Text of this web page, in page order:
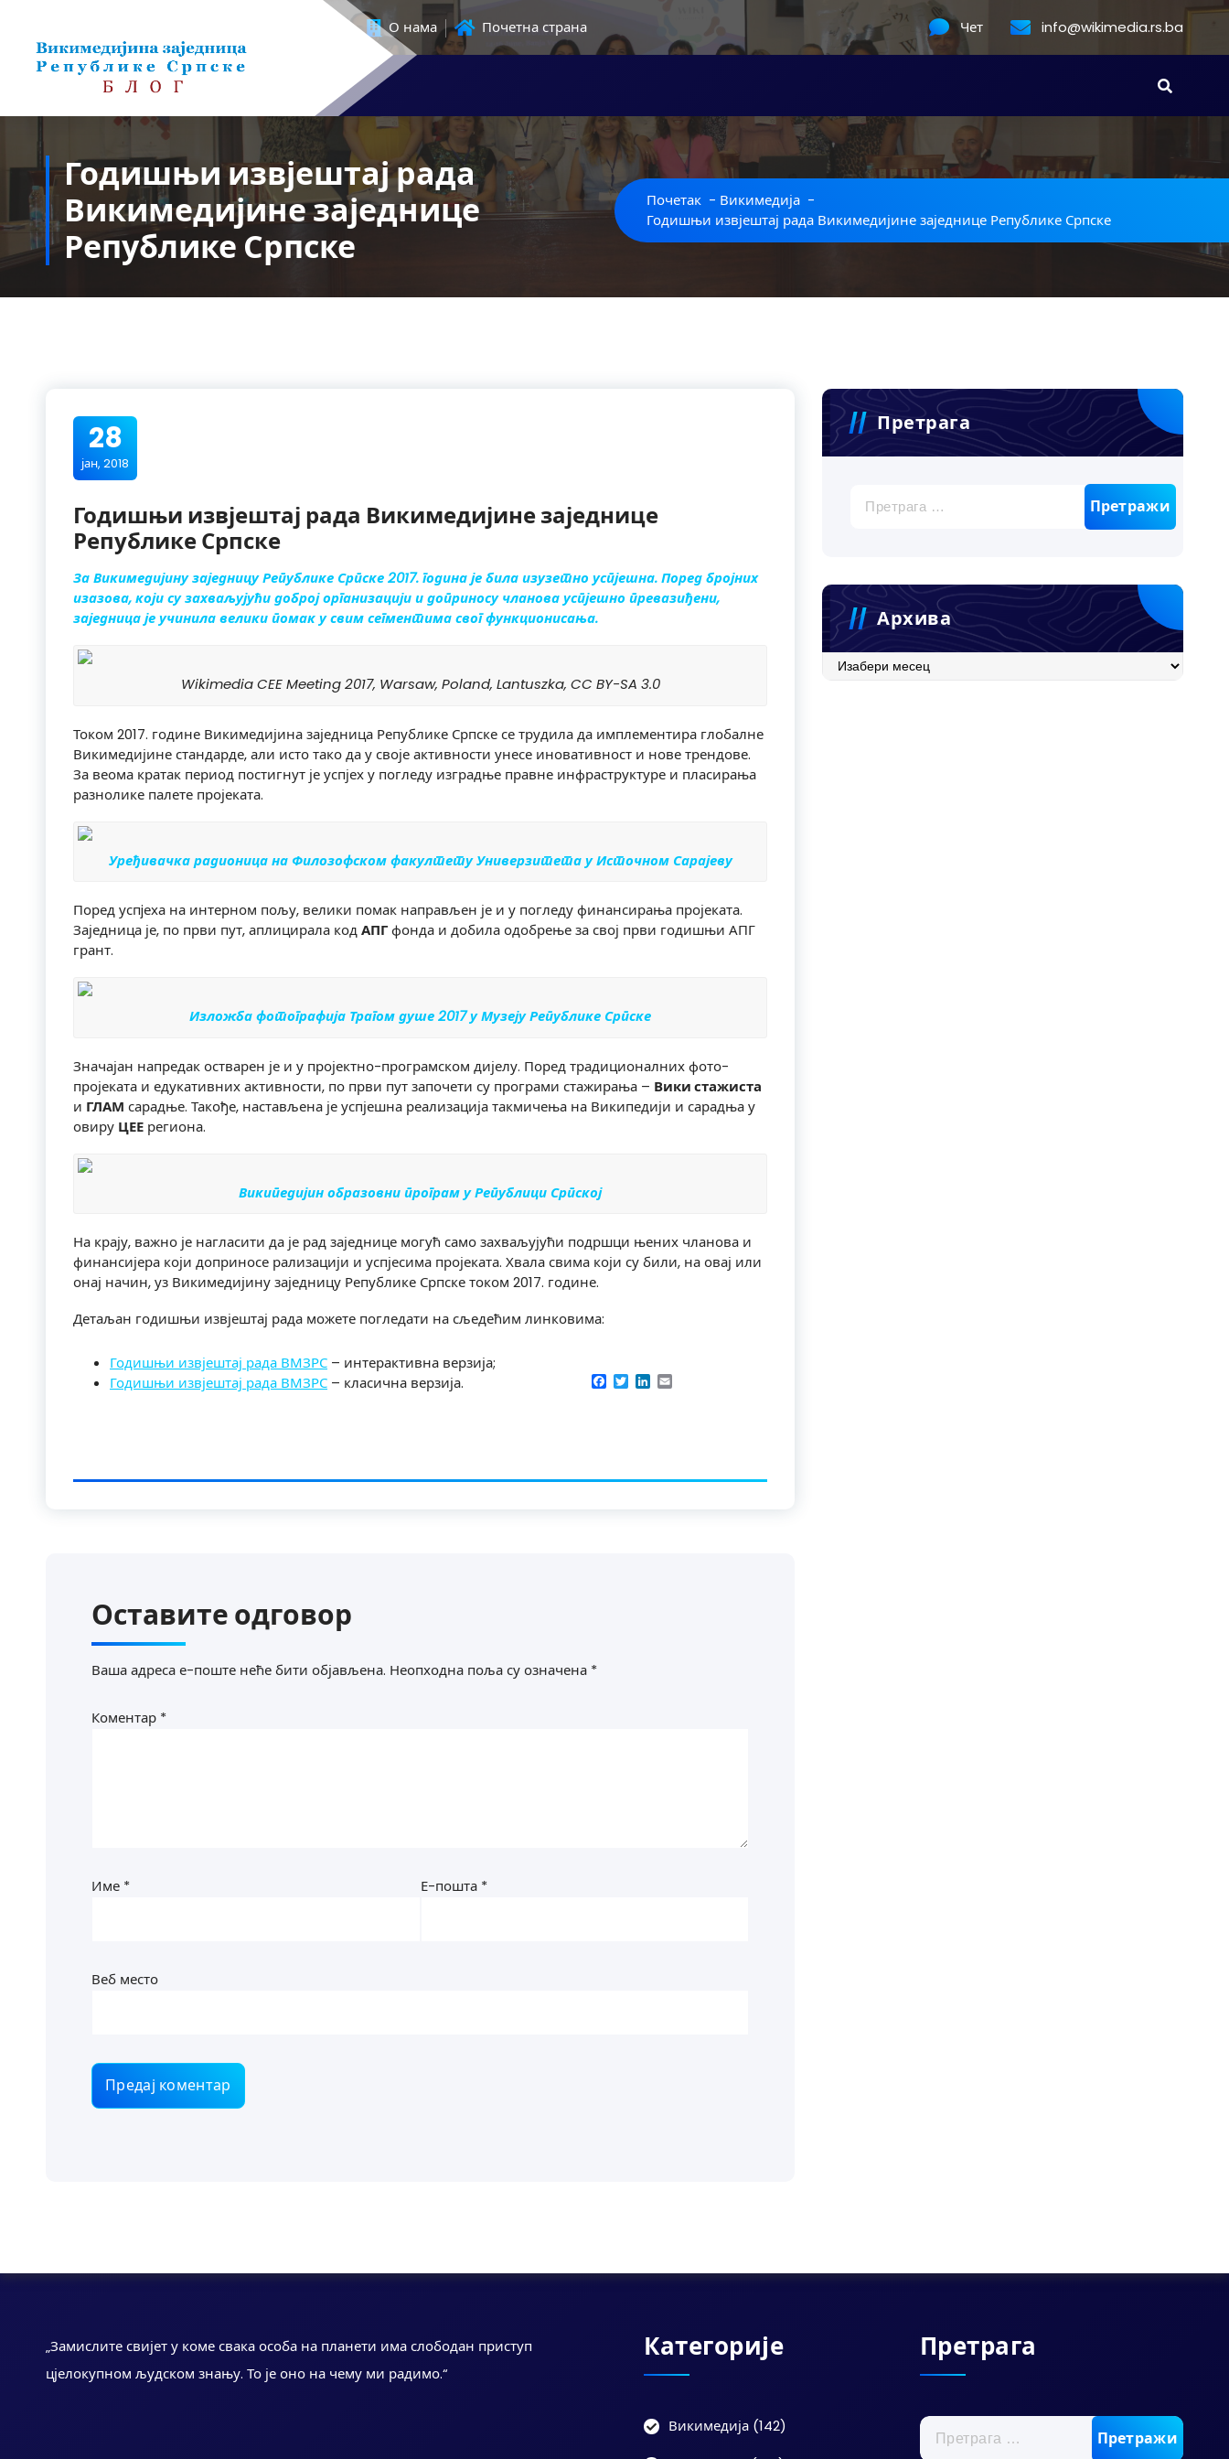
садржај
О нама Почетна страна Чет info@wikimedia.rs.ba
Годишњи извјештај рада
Викимедијине заједнице
Републике Српске
Почетак - Викимедија -
Годишњи извјештај рада Викимедијине заједнице Републике Српске
28
јан, 2018
Годишњи извјештај рада Викимедијине заједнице
Републике Српске
За Викимедијину заједницу Републике Српске 2017. година је била изузетно успјешна. Поред бројних
изазова, који су захваљујући доброј организацији и доприносу чланова успјешно превазиђени,
заједница је учинила велики помак у свим сегментима свог функционисања.
Wikimedia CEE Meeting 2017, Warsaw, Poland, Lantuszka, CC BY-SA 3.0
Током 2017. године Викимедијина заједница Републике Српске се трудила да имплементира глобалне
Викимедијине стандарде, али исто тако да у своје активности унесе иновативност и нове трендове.
За веома кратак период постигнут је успјех у погледу изградње правне инфраструктуре и пласирања
разнолике палете пројеката.
Уређивачка радионица на Филозофском факултету Универзитета у Источном Сарајеву
Поред успjеха на интерном пољу, велики помак направљен је и у погледу финансирања пројеката.
Заједница је, по први пут, аплицирала кодАПГфонда и добила одобрење за свој први годишњи АПГ
грант.
Изложба фотографија Трагом душе 2017у Музеју Републике Српске
Значајан напредак остварен је и у пројектно-програмском дијелу. Поред традиционалних фото-
пројеката и едукативних активности, по први пут започети су програми стажирања – Вики стажиста
и ГЛАМ сарадње. Такође, настављена јеуспјешна реализација такмичења на Википедији и сарадња у
овиру ЦЕЕ региона.
Википедијин образовни програм у Републици Српској
На крају, важно је нагласити да је рад заједнице могућ само захваљујући подршци њених чланова и
финансијера који доприносе рализацији и успјесима пројеката. Хвала свима који су били, на овај или
онај начин, уз Викимедијину заједницу Републике Српске током 2017. године.
Детаљан годишњи извјештај рада можете погледати на сљедећим линковима:
Годишњи извјештај рада ВМЗРС – интерактивна верзија;
Годишњи извјештај рада ВМЗРС – класична верзија. Facebook
TwitterLinkedIn
Email
Оставите одговор
Ваша адреса е-поште неће бити објављена. Неопходна поља су означена *
Коментар *
Име * Е-пошта *
Веб место
Претрага
Архива
Архива
„Замислите свијет у коме свака особа на планети има слободан приступ
цјелокупном људском знању. То је оно на чему ми радимо.“
Категорије
Викимедија (142)
Претрага
Претрага